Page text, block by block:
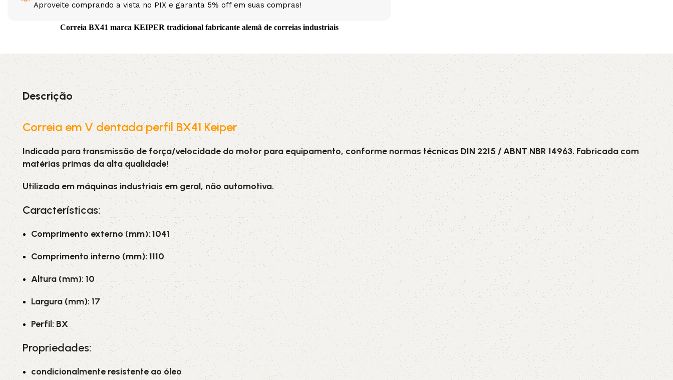
3L 3VX 5V
CX D PJ PJ PK PK
PL SPA SPB SPZ
XPA XPB XPZ ZX
Aproveite comprando a vista no PIX e garanta 5% off em suas compras!
Correia BX41 marca KEIPER tradicional fabricante alemã de correias industriais
Descrição
Correia em V dentada perfil BX41 Keiper
Indicada para transmissão de força/velocidade do motor para equipamento, conforme normas técnicas DIN 2215 / ABNT NBR 14963. Fabricada com
matérias primas da alta qualidade!
Utilizada em máquinas industriais em geral, não automotiva.
Características:
Comprimento externo (mm): 1041
Comprimento interno (mm): 1110
Altura (mm): 10
Largura (mm): 17
Perfil: BX
Propriedades:
condicionalmente resistente ao óleo